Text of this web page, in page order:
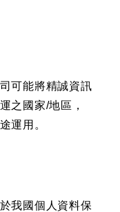
可能將精誠資訊
之國家/地區，
運用。
我國個人資料保